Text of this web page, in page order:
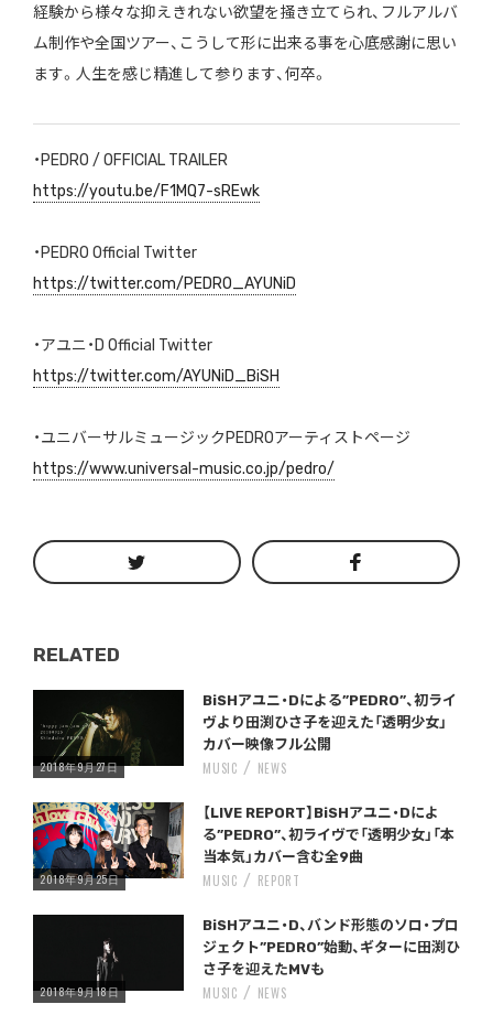
経験から様々な抑えきれない欲望を掻き立てられ、フルアルバ
ム制作や全国ツアー、こうして形に出来る事を心底感謝に思い
ます。人生を感じ精進して参ります、何卒。
・PEDRO / OFFICIAL TRAILER
https://youtu.be/F1MQ7-sREwk
・PEDRO Official Twitter
https://twitter.com/PEDRO_AYUNiD
・アユニ・D Official Twitter
https://twitter.com/AYUNiD_BiSH
・ユニバーサルミュージックPEDROアーティストページ
https://www.universal-music.co.jp/pedro/
RELATED
Warning : Undefined variable $post_id in
/home/storywriter/storywriter.tokyo/public_html/wp-content/themes/StoryWriter/single.phpon line242
BiSHアユニ・Dによる”PEDRO”、初ライ
ヴより田渕ひさ子を迎えた「透明少女」
カバー映像フル公開
2018年9月27日
MUSIC NEWS
Warning : Undefined variable $post_id in
/home/storywriter/storywriter.tokyo/public_html/wp-content/themes/StoryWriter/single.phpon line242
【LIVE REPORT】BiSHアユニ・Dによ
る”PEDRO”、初ライヴで「透明少女」「本
当本気」カバー含む全9曲
2018年9月25日
MUSIC REPORT
Warning : Undefined variable $post_id in
/home/storywriter/storywriter.tokyo/public_html/wp-content/themes/StoryWriter/single.phpon line242
BiSHアユニ・D、バンド形態のソロ・プロ
ジェクト”PEDRO”始動、ギターに田渕ひ
さ子を迎えたMVも
2018年9月18日
MUSIC NEWS